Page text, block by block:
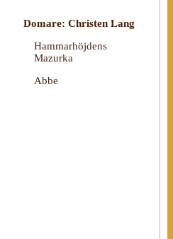
Domare: Christen Lang
Hammarhöjdens
Mazurka
Abbe